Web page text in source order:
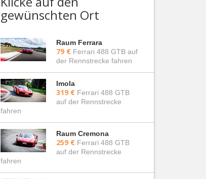
gewünschten Ort
Raum Ferrara
79 € Ferrari 488 GTB auf
der Rennstrecke fahren
Imola
319 € Ferrari 488 GTB
auf der Rennstrecke
fahren
Raum Cremona
259 € Ferrari 488 GTB
auf der Rennstrecke
fahren